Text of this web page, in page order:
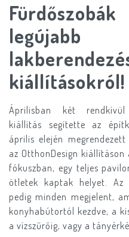
kiállításokról!
Áprilisban két rendkívül
kiállítás segítette az
április elején
az OtthonDesign
fókuszban, egy teljes
ötletek kaptak helyet. Az
pedig minden megjelent,
konyhabútortól kezdve, a
a vízszűrőig, vagy a